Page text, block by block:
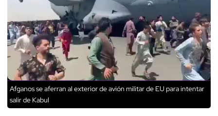
Afganos se aferran al exterior de avión militar de EU para intentar
salir de Kabul